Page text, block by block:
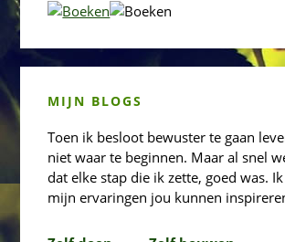
MIJN BLOGS
Toen ik besloot bewuster te gaan
niet waar te beginnen. Maar al snel
dat elke stap die ik zette, goed was.
mijn ervaringen jou kunnen